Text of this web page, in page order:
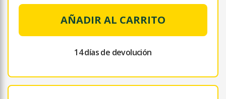
AÑADIR AL CARRITO
14 días de devolución